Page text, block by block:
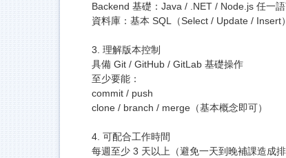
Backend 基礎：Java / .NET / Node.js 任一
資料庫：基本 SQL（Select / Update / Insert
3. 理解版本控制
具備 Git / GitHub / GitLab 基礎操作
至少要能：
commit / push
clone / branch / merge（基本概念即可）
4. 可配合工作時間
每週至少 3 天以上（避免一天到晚補課造成排